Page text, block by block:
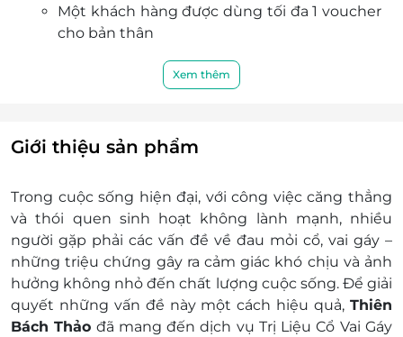
Một khách hàng được dùng tối đa 1 voucher
cho bản thân
(Không bù thêm tiền)
Địa chỉ: Số 11 ngõ 121 Thái Hà, Đống Đa, Hà Nội
Điện thoại: 0963 576 669
E-Voucher/E-Coupon không có giá trị quy
đổi thành tiền mặt, không trả lại tiền thừa
Không áp dụng đồng thời với chương trình
khuyến mại khác
Giá chưa bao gồm VAT, Khách hàng muốn
lấy hóa đơn vui lòng liên hệ NCC.
Xem thêm
Giới thiệu sản phẩm
Trong cuộc sống hiện đại, với công việc căng thẳng
và thói quen sinh hoạt không lành mạnh, nhiều
người gặp phải các vấn đề về đau mỏi cổ, vai gáy –
những triệu chứng gây ra cảm giác khó chịu và ảnh
hưởng không nhỏ đến chất lượng cuộc sống. Để giải
quyết những vấn đề này một cách hiệu quả, Thiên
Bách Thảo đã mang đến dịch vụ Trị Liệu Cổ Vai Gáy